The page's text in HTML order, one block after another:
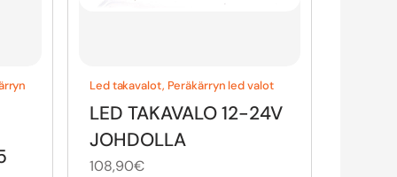
Led takavalot, Peräkärryn led valot
LED TAKAVALO 12-24V
JOHDOLLA
108,90€